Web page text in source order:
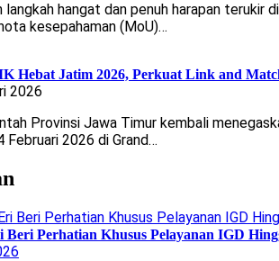
langkah hangat dan penuh harapan terukir
kesepahaman (MoU)…
Hebat Jatim 2026, Perkuat Link and
2026
Provinsi Jawa Timur kembali
Februari 2026 di Grand…
Perhatian Khusus Pelayanan IGD